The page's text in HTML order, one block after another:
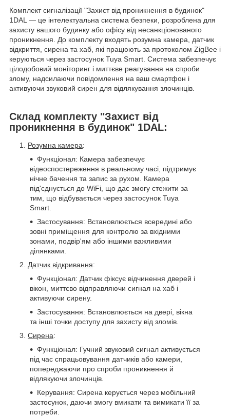
Комплект сигналізації "Захист від проникнення в будинок"
1DAL — це інтелектуальна система безпеки, розроблена для
захисту вашого будинку або офісу від несанкціонованого
проникнення. До комплекту входять розумна камера, датчик
відкриття, сирена та хаб, які працюють за протоколом ZigBee і
керуються через застосунок Tuya Smart. Система забезпечує
цілодобовий моніторинг і миттєве реагування на спроби
злому, надсилаючи повідомлення на ваш смартфон і
активуючи звуковий сирен для відлякування злочинців.
Склад комплекту "Захист від
проникнення в будинок" 1DAL:
Розумна камера:
Функціонал: Камера забезпечує
відеоспостереження в реальному часі, підтримує
нічне бачення та запис за рухом. Камера
під'єднується до WiFi, що дає змогу стежити за
тим, що відбувається через застосунок Tuya
Smart.
Застосування: Встановлюється всередині або
зовні приміщення для контролю за вхідними
зонами, подвір'ям або іншими важливими
ділянками.
Датчик відкривання:
Функціонал: Датчик фіксує відчинення дверей і
вікон, миттєво відправляючи сигнал на хаб і
активуючи сирену.
Застосування: Встановлюється на двері, вікна
та інші точки доступу для захисту від зломів.
Сирена:
Функціонал: Гучний звуковий сигнал активується
під час спрацьовування датчиків або камери,
попереджаючи про спроби проникнення й
відлякуючи злочинців.
Керування: Сирена керується через мобільний
застосунок, даючи змогу вмикати та вимикати її за
потреби.